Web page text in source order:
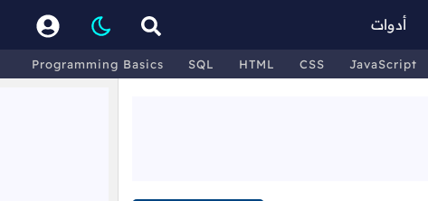
أدوات
Programming Basics SQL HTML CSS JavaScript